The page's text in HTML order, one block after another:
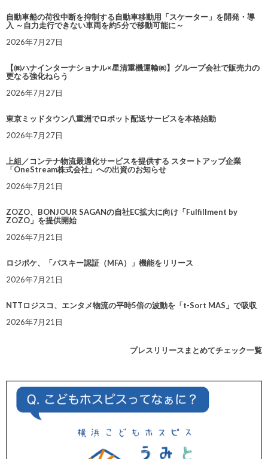
自動車船の荷役中断を抑制する自動車移動用「スケーター」を開発・導
入 ～自力走行できない車両を約5分で移動可能に～
2026年7月27日
【㈱ハナインターナショナル×星清重機運輸㈱】グループ会社で販売力の
更なる強化ねらう
2026年7月27日
東京ミッドタウン八重洲でロボット配送サービスを本格始動
2026年7月27日
上組／コンテナ物流最適化サービスを提供する スタートアップ企業
「OneStream株式会社」への出資のお知らせ
2026年7月21日
ZOZO、BONJOUR SAGANの自社EC拡大に向け「Fulfillment by
ZOZO」を提供開始
2026年7月21日
ロジポケ、「パスキー認証（MFA）」機能をリリース
2026年7月21日
NTTロジスコ、エンタメ物流の平時5倍の波動を「t-Sort MAS」で吸収
2026年7月21日
プレスリリースまとめてチェック一覧